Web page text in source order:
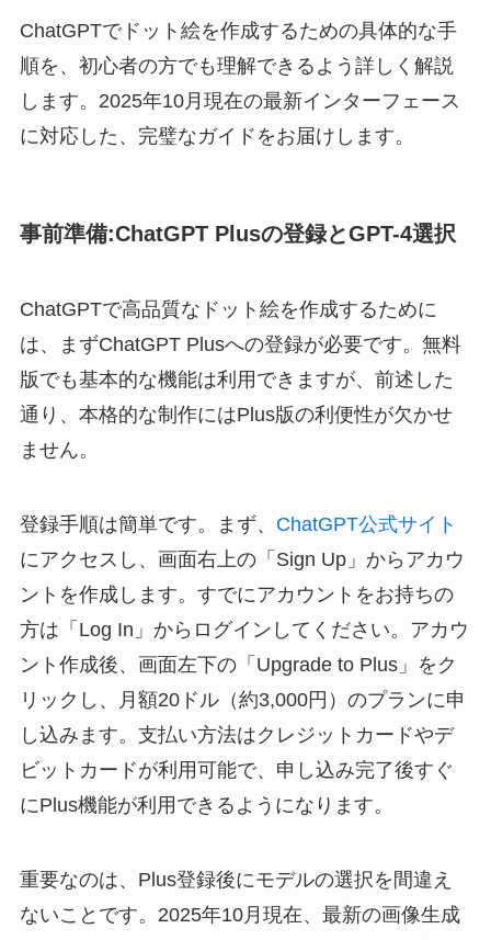
ChatGPTでドット絵を作成するための具体的な手
順を、初心者の方でも理解できるよう詳しく解説
します。2025年10月現在の最新インターフェース
に対応した、完璧なガイドをお届けします。
事前準備:ChatGPT Plusの登録とGPT-4選択
ChatGPTで高品質なドット絵を作成するために
は、まずChatGPT Plusへの登録が必要です。無料
版でも基本的な機能は利用できますが、前述した
通り、本格的な制作にはPlus版の利便性が欠かせ
ません。
登録手順は簡単です。まず、 ChatGPT公式サイト
にアクセスし、画面右上の「Sign Up」からアカウ
ントを作成します。すでにアカウントをお持ちの
方は「Log In」からログインしてください。アカウ
ント作成後、画面左下の「Upgrade to Plus」をク
リックし、月額20ドル（約3,000円）のプランに申
し込みます。支払い方法はクレジットカードやデ
ビットカードが利用可能で、申し込み完了後すぐ
にPlus機能が利用できるようになります。
重要なのは、Plus登録後にモデルの選択を間違え
ないことです。2025年10月現在、最新の画像生成